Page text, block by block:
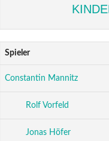
Spieler
Constantin Mannitz
Rolf Vorfeld
Jonas Höfer